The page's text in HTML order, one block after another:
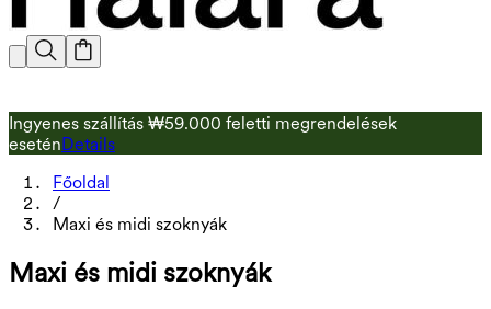
Ingyenes szállítás ₩59.000 feletti megrendelések
esetén Details
Főoldal
/
Maxi és midi szoknyák
Maxi és midi szoknyák